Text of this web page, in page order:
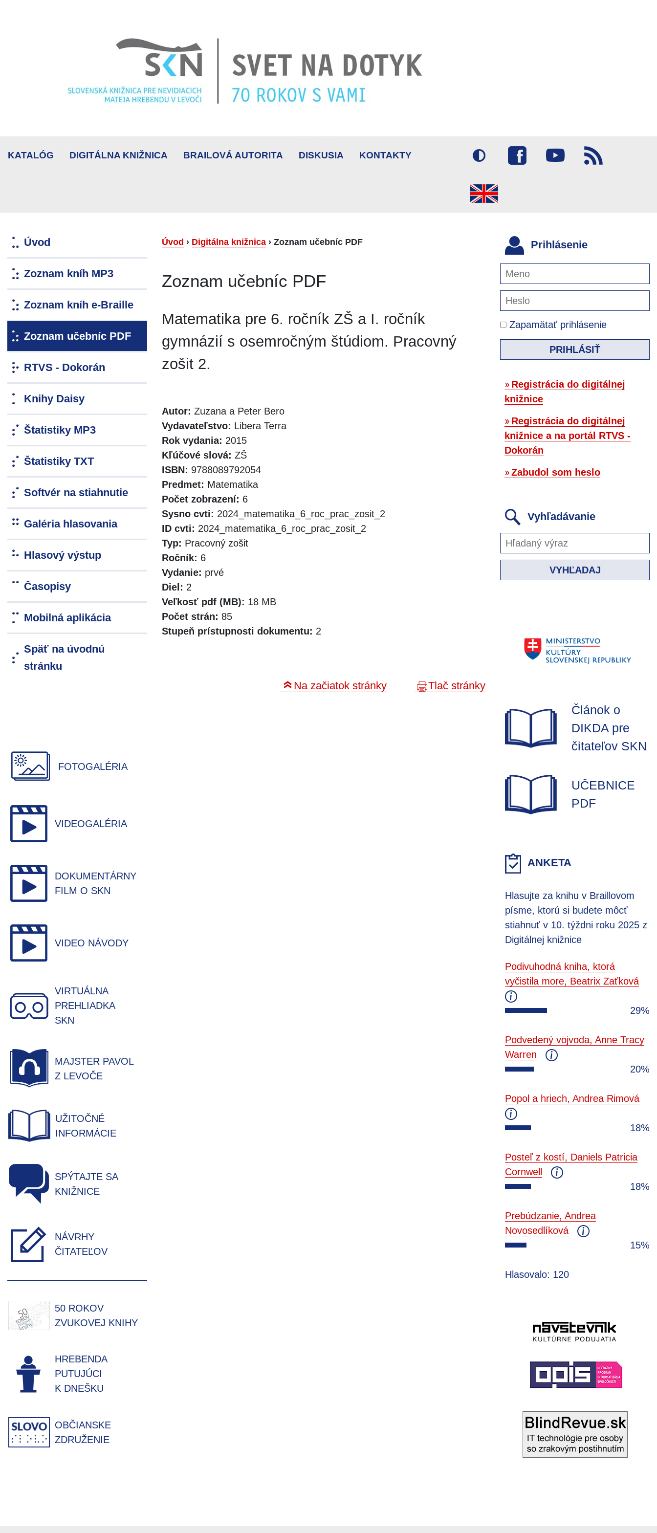
KATALÓG DIGITÁLNA KNIŽNICA BRAILOVÁ AUTORITA DISKUSIA KONTAKTY
Úvod
Zoznam kníh MP3
Zoznam kníh e-Braille
Zoznam učebníc PDF
RTVS - Dokorán
Knihy Daisy
Štatistiky MP3
Štatistiky TXT
Softvér na stiahnutie
Galéria hlasovania
Hlasový výstup
Časopisy
Mobilná aplikácia
Späť na úvodnú
stránku
FOTOGALÉRIA
VIDEOGALÉRIA
DOKUMENTÁRNY
FILM O SKN
VIDEO NÁVODY
VIRTUÁLNA
PREHLIADKA
SKN
MAJSTER PAVOL
Z LEVOČE
UŽITOČNÉ
INFORMÁCIE
SPÝTAJTE SA
KNIŽNICE
NÁVRHY
ČITATEĽOV
50 ROKOV
ZVUKOVEJ KNIHY
HREBENDA
PUTUJÚCI
K DNEŠKU
OBČIANSKE
ZDRUŽENIE
Úvod › Digitálna knižnica › Zoznam učebníc PDF
Zoznam učebníc PDF
Matematika pre 6. ročník ZŠ a I. ročník
gymnázií s osemročným štúdiom. Pracovný
zošit 2.
Autor: Zuzana a Peter Bero
Vydavateľstvo: Libera Terra
Rok vydania: 2015
Kľúčové slová: ZŠ
ISBN: 9788089792054
Predmet: Matematika
Počet zobrazení: 6
Sysno cvti: 2024_matematika_6_roc_prac_zosit_2
ID cvti: 2024_matematika_6_roc_prac_zosit_2
Typ: Pracovný zošit
Ročník: 6
Vydanie: prvé
Diel: 2
Veľkosť pdf (MB): 18 MB
Počet strán: 85
Stupeň prístupnosti dokumentu: 2
Na začiatok stránky Tlač stránky
Prihlásenie
Zapamätať prihlásenie
PRIHLÁSIŤ
Registrácia do digitálnej
knižnice
Registrácia do digitálnej
knižnice a na portál RTVS -
Dokorán
Zabudol som heslo
Vyhľadávanie
VYHĽADAJ
Článok o
DIKDA pre
čitateľov SKN
UČEBNICE
PDF
ANKETA
Hlasujte za knihu v Braillovom
písme, ktorú si budete môcť
stiahnuť v 10. týždni roku 2025 z
Digitálnej knižnice
Podivuhodná kniha, ktorá
vyčistila more, Beatrix Zaťková
29%
Podvedený vojvoda, Anne Tracy
Warren
20%
Popol a hriech, Andrea Rimová
18%
Posteľ z kostí, Daniels Patricia
Cornwell
18%
Prebúdzanie, Andrea
Novosedlíková
15%
Hlasovalo: 120